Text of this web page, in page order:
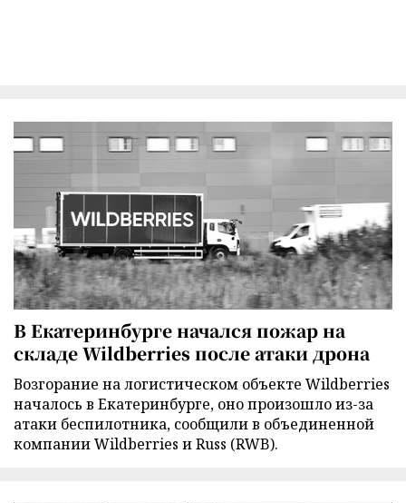
В Екатеринбурге начался пожар на
складе Wildberries после атаки дрона
Возгорание на логистическом объекте Wildberries
началось в Екатеринбурге, оно произошло из-за
атаки беспилотника, сообщили в объединенной
компании Wildberries и Russ (RWB).